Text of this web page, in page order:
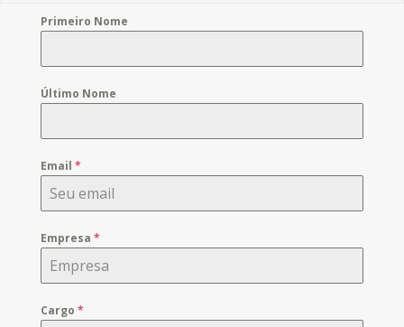
Primeiro Nome
Último Nome
Email *
Empresa *
Cargo *